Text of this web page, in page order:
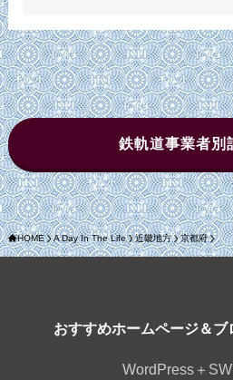
鉄軌道事業者別
HOME A Day In The Life 近畿地方 京都府
おすすめホームページ＆ブ
WordPress＋